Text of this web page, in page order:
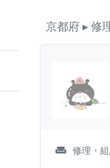
京都府 ▸ 修
weekend 修理・